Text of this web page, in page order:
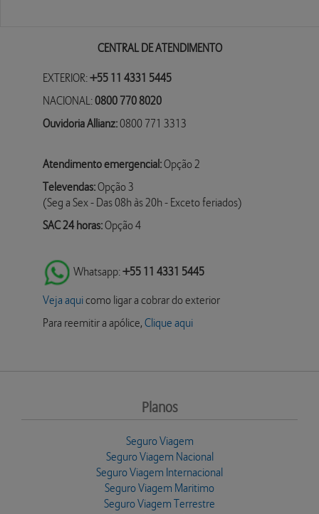
CENTRAL DE ATENDIMENTO
EXTERIOR:+55 11 4331 5445
NACIONAL:0800 770 8020
Ouvidoria Allianz:0800 771 3313
Atendimento emergencial:Opção 2
Televendas:Opção 3
(Seg a Sex - Das 08h às 20h - Exceto feriados)
SAC 24 horas:Opção 4
Whatsapp:+55 11 4331 5445
Veja aquicomo ligar a cobrar do exterior
Para reemitir a apólice,Clique aqui
Planos
Seguro Viagem
Seguro Viagem Nacional
Seguro Viagem Internacional
Seguro Viagem Maritimo
Seguro Viagem Terrestre